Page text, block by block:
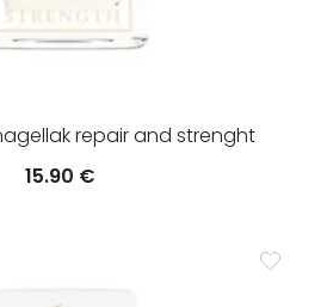
repair and strenght
15.90 €